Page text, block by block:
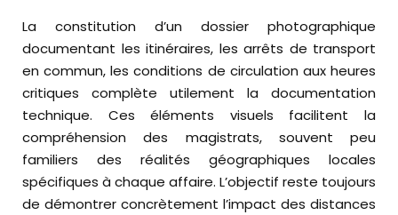
La constitution d’un dossier photographique
documentant les itinéraires, les arrêts de transport
en commun, les conditions de circulation aux heures
critiques complète utilement la documentation
technique. Ces éléments visuels facilitent la
compréhension des magistrats, souvent peu
familiers des réalités géographiques locales
spécifiques à chaque affaire. L’objectif reste toujours
de démontrer concrètement l’impact des distances